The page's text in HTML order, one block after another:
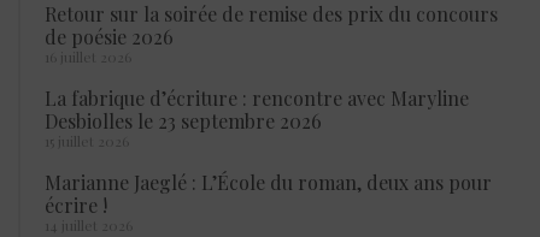
Retour sur la soirée de remise des prix du concours
de poésie 2026
16 juillet 2026
La fabrique d’écriture : rencontre avec Maryline
Desbiolles le 23 septembre 2026
15 juillet 2026
Marianne Jaeglé : L’École du roman, deux ans pour
écrire !
14 juillet 2026